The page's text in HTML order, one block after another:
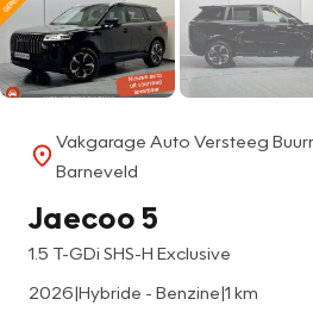
Vakgarage Auto Versteeg
Barneveld
Jaecoo 5
1.5 T-GDi SHS-H Exclusive
2026|Hybride - Benzine|1 km